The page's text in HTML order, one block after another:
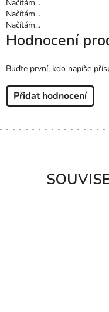
Načítám...
Načítám...
Načítám...
Hodnocení
Buďte první, kdo napíše
Přidat hodnocení